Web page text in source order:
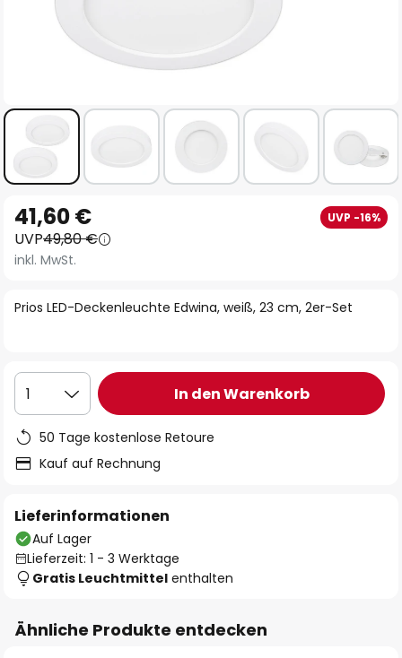
Anfang
der
Bildgalerie
Prios LED-Deckenleuchte Edwina, weiß, 23 cm, 2er-Set
41,60 € UVP -16%
UVP49,80 €
inkl. MwSt.
1 In den Warenkorb
50 Tage kostenlose Retoure
Kauf auf Rechnung
Lieferinformationen
Auf Lager
Lieferzeit: 1 - 3 Werktage
Gratis Leuchtmittel enthalten
Ähnliche Produkte entdecken